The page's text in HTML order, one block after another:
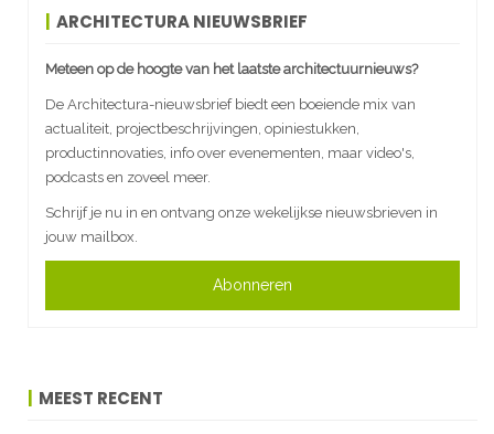
ARCHITECTURA NIEUWSBRIEF
Meteen op de hoogte van het laatste architectuurnieuws?
De Architectura-nieuwsbrief biedt een boeiende mix van
actualiteit, projectbeschrijvingen, opiniestukken,
productinnovaties, info over evenementen, maar video's,
podcasts en zoveel meer.
Schrijf je nu in en ontvang onze wekelijkse nieuwsbrieven in
jouw mailbox.
Abonneren
MEEST RECENT